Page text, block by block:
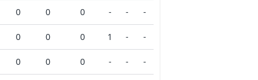
0 0 0 - - -
0 0 0 1 - -
0 0 0 - - -